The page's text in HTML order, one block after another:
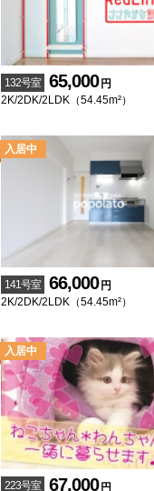
132号室 65,000 円
2K/2DK/2LDK（54.45m²）
141号室 66,000 円
2K/2DK/2LDK（54.45m²）
223号室 67,000 円